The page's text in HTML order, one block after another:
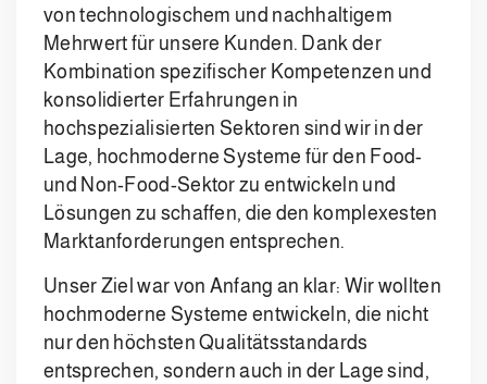
von technologischem und nachhaltigem
Mehrwert für unsere Kunden. Dank der
Kombination spezifischer Kompetenzen und
konsolidierter Erfahrungen in
hochspezialisierten Sektoren sind wir in der
Lage, hochmoderne Systeme für den Food-
und Non-Food-Sektor zu entwickeln und
Lösungen zu schaffen, die den komplexesten
Marktanforderungen entsprechen.
Unser Ziel war von Anfang an klar: Wir wollten
hochmoderne Systeme entwickeln, die nicht
nur den höchsten Qualitätsstandards
entsprechen, sondern auch in der Lage sind,